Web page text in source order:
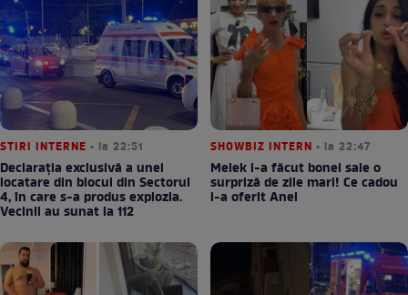
STIRI INTERNE • la 22:51
Declarația exclusivă a unei
locatare din blocul din Sectorul
4, în care s-a produs explozia.
Vecinii au sunat la 112
SHOWBIZ INTERN • la 22:47
Melek i-a făcut bonei sale o
surpriză de zile mari! Ce cadou
i-a oferit Anei